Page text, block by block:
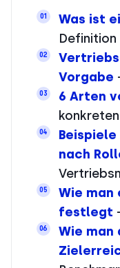
01 Was ist
02
Vorgabe
03 6 Arten
04
nach
05
Wie man
festlegt
06
Wie man